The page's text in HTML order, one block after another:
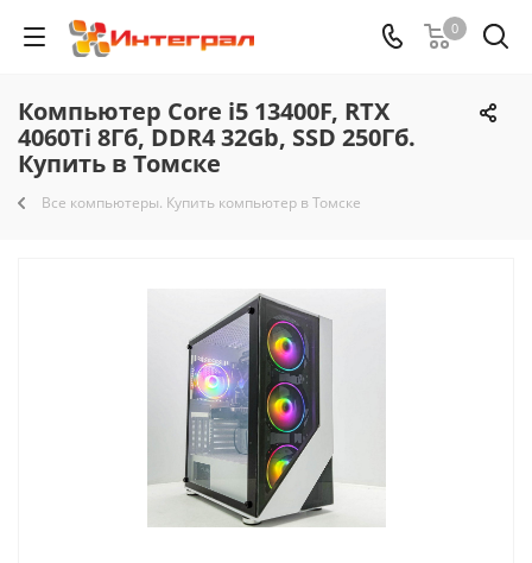
0
Компьютер Core i5 13400F, RTX
4060Ti 8Гб, DDR4 32Gb, SSD 250Гб.
Купить в Томске
Все компьютеры. Купить компьютер в Томске